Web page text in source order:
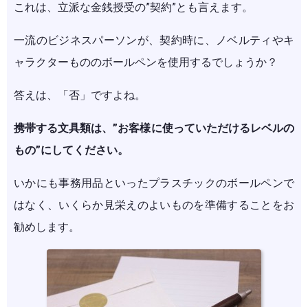
これは、立派な金銭授受の”契約”とも言えます。
一流のビジネスパーソンが、契約時に、ノベルティやキ
ャラクターもののボールペンを使用するでしょうか？
答えは、「否」ですよね。
携帯する文具類は、”お客様に使っていただけるレベルの
もの”にしてください。
いかにも事務用品といったプラスチックのボールペンで
はなく、いくらか見栄えのよいものを準備することをお
勧めします。